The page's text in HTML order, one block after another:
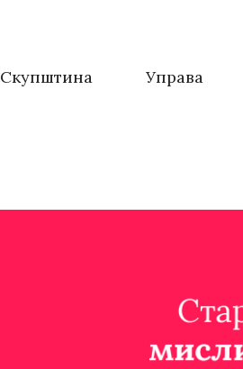
Скупштина Управа